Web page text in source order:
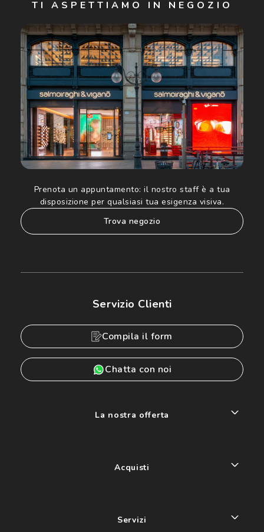
Cliccando su "Iscriviti", confermo di avere più di 16 anni e
acconsento all'utilizzo dei miei Dati Personali da parte di
Luxottica Group S.p.A. per l'invio di offerte speciali, novità
ed altre comunicazioni di carattere pubblicitario (consultare
Informativa sulla privacyper ulteriori informazioni).
TI ASPETTIAMO IN NEGOZIO
Prenota un appuntamento: il nostro staff è a tua
disposizione per qualsiasi tua esigenza visiva.
trova negozio
Servizio Clienti
Compila il form
Chatta con noi
La nostra offerta
Acquisti
Servizi